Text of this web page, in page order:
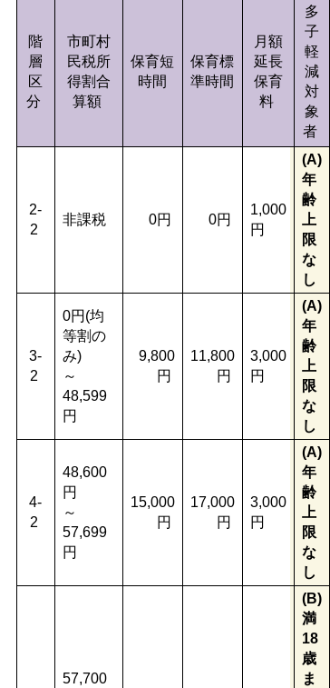
階
層
区
分
市町村
民税所
得割合
算額
保育短
時間
保育標
準時間
月額
延長
保育
料
多
子
軽
減
対
象
者
2-
2
非課税 0円 0円
1,000
円
(A)
年
齢
上
限
な
し
3-
2
0円(均
等割の
み)
～
48,599
円
9,800
円
11,800
円
3,000
円
(A)
年
齢
上
限
な
し
4-
2
48,600
円
～
57,699
円
15,000
円
17,000
円
3,000
円
(A)
年
齢
上
限
な
し
57,700
(B)
満
18
歳
ま